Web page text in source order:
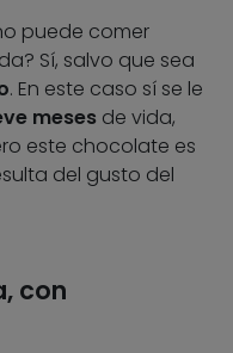
puede comer
Sí, salvo que sea
. En este caso sí se le
meses de vida,
este chocolate es
del gusto del
con